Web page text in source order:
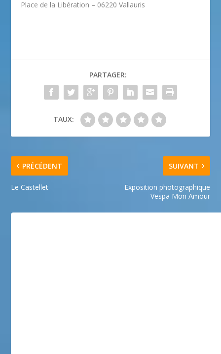
Place de la Libération – 06220 Vallauris
PARTAGER:
TAUX:
PRÉCÉDENT
Le Castellet
SUIVANT
Exposition photographique
Vespa Mon Amour